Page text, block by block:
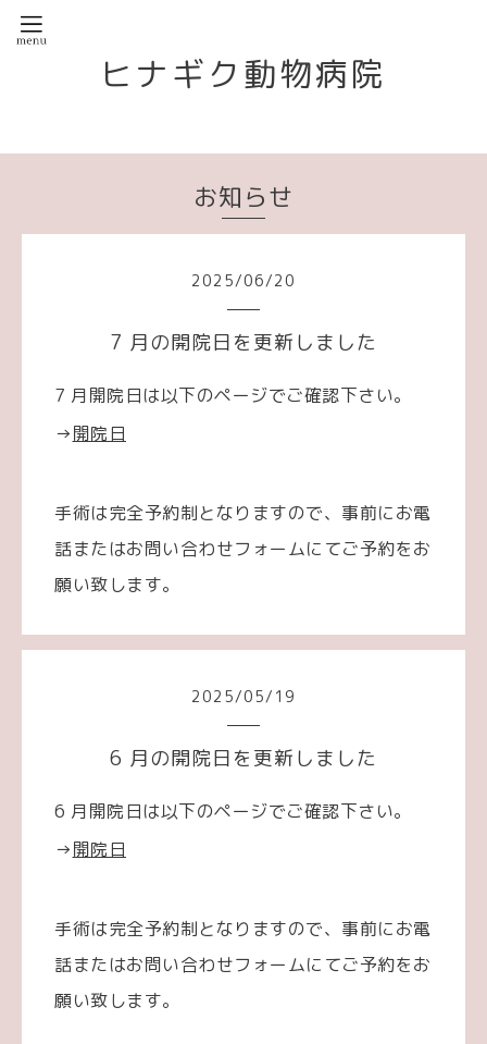
ヒナギク動物病院
お知らせ
2025/06/20
7 月の開院日を更新しました
7 月開院日は以下のページでご確認下さい。
→開院日
手術は完全予約制となりますので、事前にお電
話またはお問い合わせフォームにてご予約をお
願い致します。
2025/05/ 19
6 月の開院日を更新しました
6 月開院日は以下のページでご確認下さい。
→開院日
手術は完全予約制となりますので、事前にお電
話またはお問い合わせフォームにてご予約をお
願い致します。